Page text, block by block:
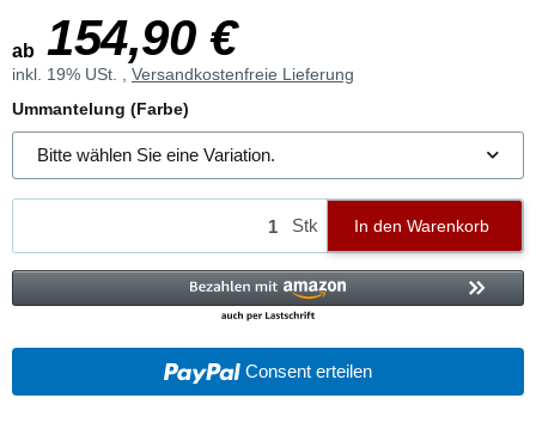
ab 154,90 €
inkl. 19% USt. , Versandkostenfreie Lieferung
Ummantelung (Farbe)
Bitte wählen Sie eine Variation.
Stk In den Warenkorb
Consent erteilen